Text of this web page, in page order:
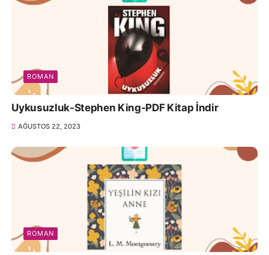
ROMAN
Uykusuzluk-Stephen King-PDF Kitap İndir
AĞUSTOS 22, 2023
ROMAN